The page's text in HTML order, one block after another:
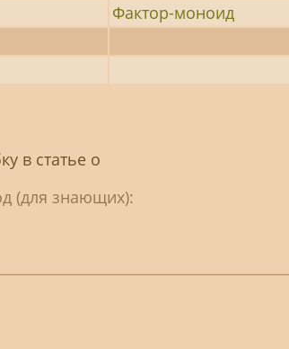
Фактор-моноид
в статье о
(для знающих):